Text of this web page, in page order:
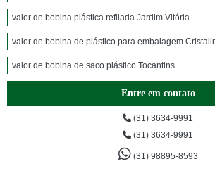
valor de bobina plástica refilada Jardim Vitória
valor de bobina de plástico para embalagem
valor de bobina de saco plástico Tocantins
Entre em contato
(31) 3634-9991
(31) 3634-9991
(31) 98895-8593